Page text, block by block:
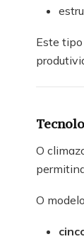
Este
O
O